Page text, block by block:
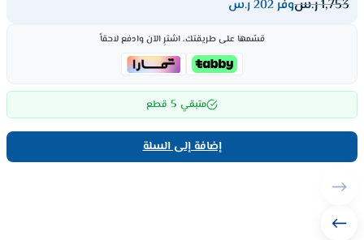
1,753ر.سوفر 202 ر.س
قسّمها على طريقتك، اشترِ الآن وادفع لاحقاً
متبقي 5 قطع
إضافة إلى السلة